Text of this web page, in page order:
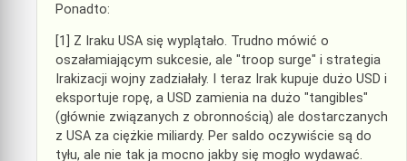
Ponadto:
[1] Z Iraku USA się wyplątało. Trudno mówić o
oszałamiającym sukcesie, ale "troop surge" i strategia
Irakizacji wojny zadziałały. I teraz Irak kupuje dużo USD i
eksportuje ropę, a USD zamienia na dużo "tangibles"
(głównie związanych z obronnością) ale dostarczanych
z USA za ciężkie miliardy. Per saldo oczywiście są do
tyłu, ale nie tak ja mocno jakby się mogło wydawać.